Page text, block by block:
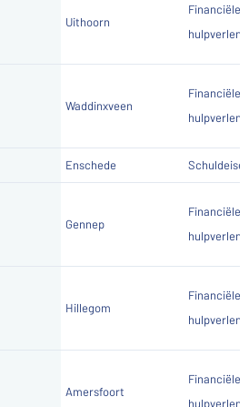
Uithoorn
Financiële
Waddinxveen
Financiële
Enschede Schuldeiser
Gennep
Financiële
Hillegom
Financiële
Amersfoort
Financiële